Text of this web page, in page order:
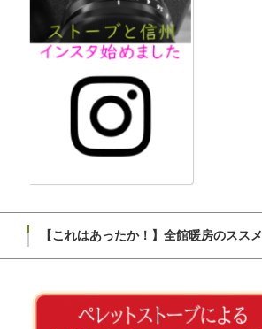
【これはあったか！】全館暖房のススメ